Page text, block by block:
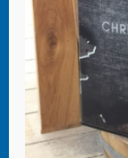
Mobile 079
info@mr-
Sie erreichen